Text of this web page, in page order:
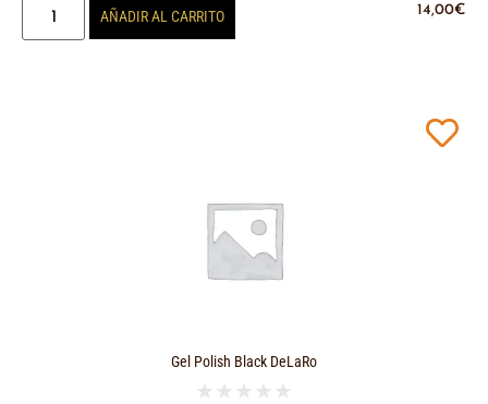
14,00€
AÑADIR AL CARRITO
Gel Polish Black DeLaRo
★ ★ ★ ★ ★